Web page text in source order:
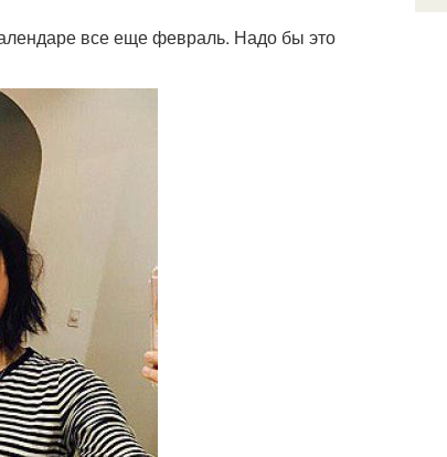
все еще февраль. Надо бы это